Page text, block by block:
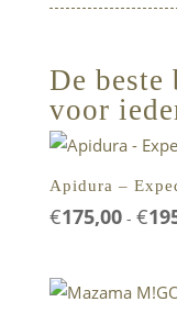
De beste
voor
Apidura –
€175,00 - €